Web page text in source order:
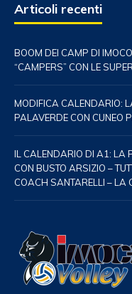
Articoli recenti
BOOM DEI CAMP DI
“CAMPERS” CON LE
MODIFICA CALENDARIO:
PALAVERDE CON CUNEO
IL CALENDARIO DI A1: LA
CON BUSTO ARSIZIO –
COACH SANTARELLI – LA